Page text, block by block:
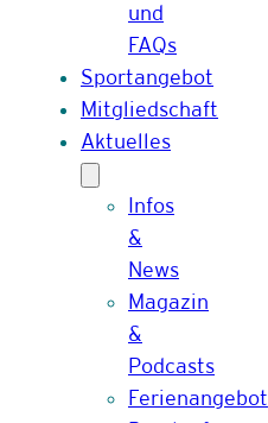
und
FAQs
Sportangebot
Mitgliedschaft
Aktuelles
Infos
&
News
Magazin
&
Podcasts
Ferienangebot